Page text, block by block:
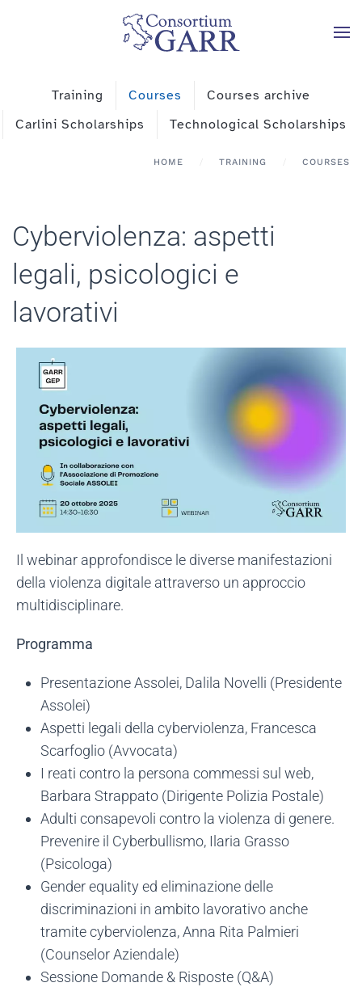
Skip to main content
Training Courses
Courses archive
Carlini Scholarships
Technological Scholarships
HOME TRAINING COURSES
Cyberviolenza: aspetti
legali, psicologici e
lavorativi
Il webinar approfondisce le diverse manifestazioni
della violenza digitale attraverso un approccio
multidisciplinare.
Programma
Presentazione Assolei, Dalila Novelli (Presidente
Assolei)
Aspetti legali della cyberviolenza, Francesca
Scarfoglio (Avvocata)
I reati contro la persona commessi sul web,
Barbara Strappato (Dirigente Polizia Postale)
Adulti consapevoli contro la violenza di genere.
Prevenire il Cyberbullismo, Ilaria Grasso
(Psicologa)
Gender equality ed eliminazione delle
discriminazioni in ambito lavorativo anche
tramite cyberviolenza, Anna Rita Palmieri
(Counselor Aziendale)
Sessione Domande & Risposte (Q&A)